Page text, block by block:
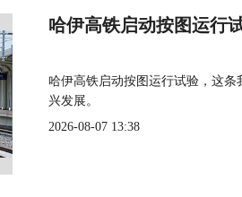
哈伊高铁启动按图运行
哈伊高铁启动按图运行试验，这
兴发展。
2026-08-07 13:38